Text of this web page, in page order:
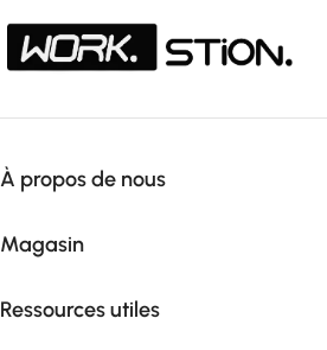
À propos de nous
Magasin
Ressources utiles